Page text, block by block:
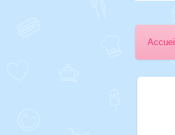
Accueil